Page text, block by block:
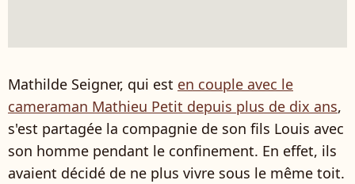
Mathilde Seigner, qui est en couple avec le
cameraman Mathieu Petit depuis plus de dix ans,
s'est partagée la compagnie de son fils Louis avec
son homme pendant le confinement. En effet, ils
avaient décidé de ne plus vivre sous le même toit.